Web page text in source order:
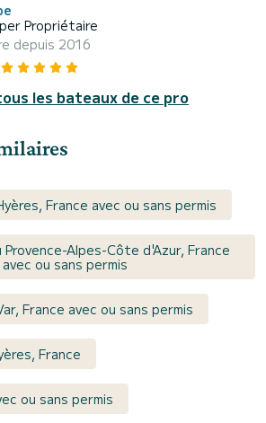
Propriétaire
depuis 2016
les bateaux de ce pro
France avec ou sans permis
Alpes-Côte d'Azur, France
avec ou sans permis
France avec ou sans permis
France
ou sans permis